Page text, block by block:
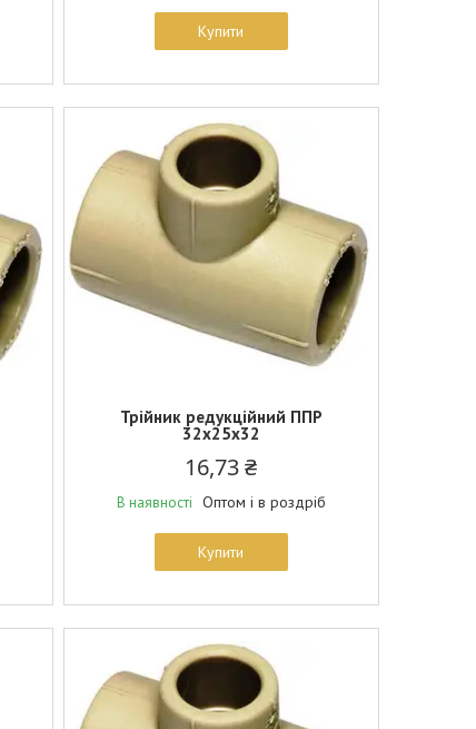
Купити
Трійник редукційний ППР
32х25х32
16,73 ₴
В наявності Оптом і в роздріб
Купити